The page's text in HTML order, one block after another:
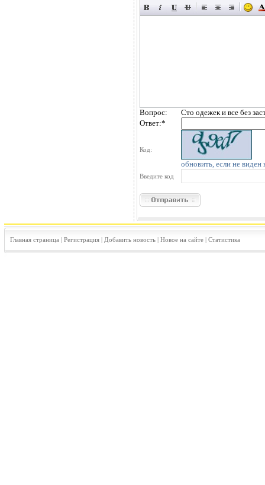
Вопрос:
Сто одежек и все без
Ответ:*
Код:
обновить, если не виден
Введите код
Главная страница | Регистрация| Добавить новость| Новое на сайте| Статистика